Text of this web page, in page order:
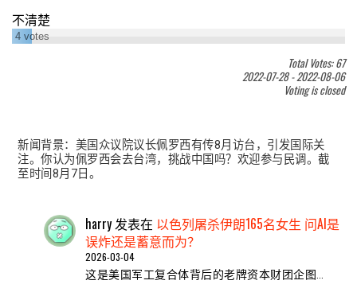
不清楚
4 votes
Total Votes: 67
2022-07-28-2022-08-06
Voting is closed
新闻背景：美国众议院议长佩罗西有传8月访台，引发国际关
注。你认为佩罗西会去台湾，挑战中国吗？欢迎参与民调。截
至时间8月7日。
harry发表在 以色列屠杀伊朗165名女生 问AI是
误炸还是蓄意而为？
2026-03-04
这是美国军工复合体背后的老牌资本财团企图…